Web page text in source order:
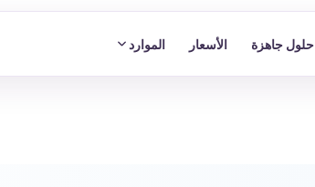
حلول جاهزة الأسعار الموارد